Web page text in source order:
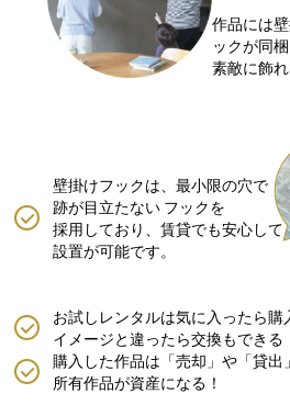
作品には
ックが同
素敵に飾れ
壁掛けフックは、最小限の穴で
跡が目立たない フックを
採用しており、賃貸でも安心して
設置が可能です。
購入した作品は「売却」や「貸出
所有作品が資産になる！
お試しレンタルは気に入ったら購
イメージと違ったら交換もできる